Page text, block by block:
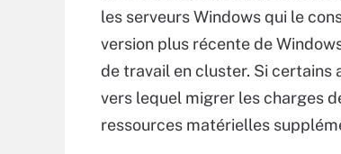
les serveurs Windows qui le
version plus récente de
de travail en cluster. Si
vers lequel migrer les charges
ressources matérielles